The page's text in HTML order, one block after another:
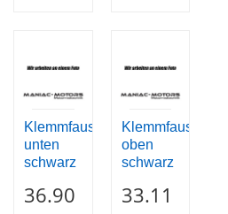
Klemmfaust
unten
schwarz
36.90
Klemmfaust
oben
schwarz
33.11